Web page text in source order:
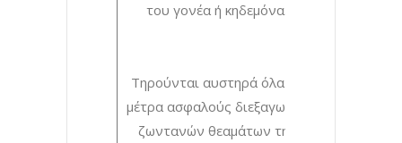
του γονέα ή κηδεμόνα.
Τηρούνται αυστηρά όλα τα
μέτρα ασφαλούς διεξαγωγής
ζωντανών θεαμάτων της